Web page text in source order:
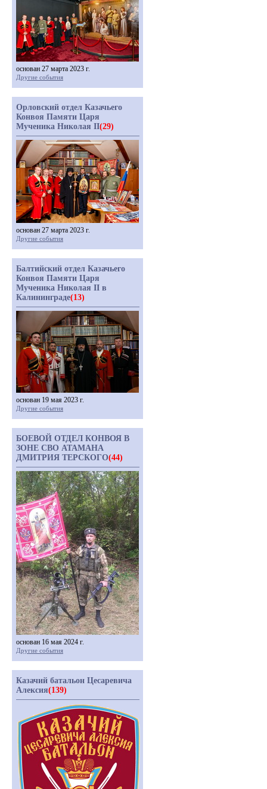
основан 27 марта 2023 г.
Другие события
Орловский отдел Казачьего
Конвоя Памяти Царя
Мученика Николая II(29)
основан 27 марта 2023 г.
Другие события
Балтийский отдел Казачьего
Конвоя Памяти Царя
Мученика Николая II в
Калининграде(13)
основан 19 мая 2023 г.
Другие события
БОЕВОЙ ОТДЕЛ КОНВОЯ В
ЗОНЕ СВО АТАМАНА
ДМИТРИЯ ТЕРСКОГО(44)
основан 16 мая 2024 г.
Другие события
Казачий батальон Цесаревича
Алексия(139)